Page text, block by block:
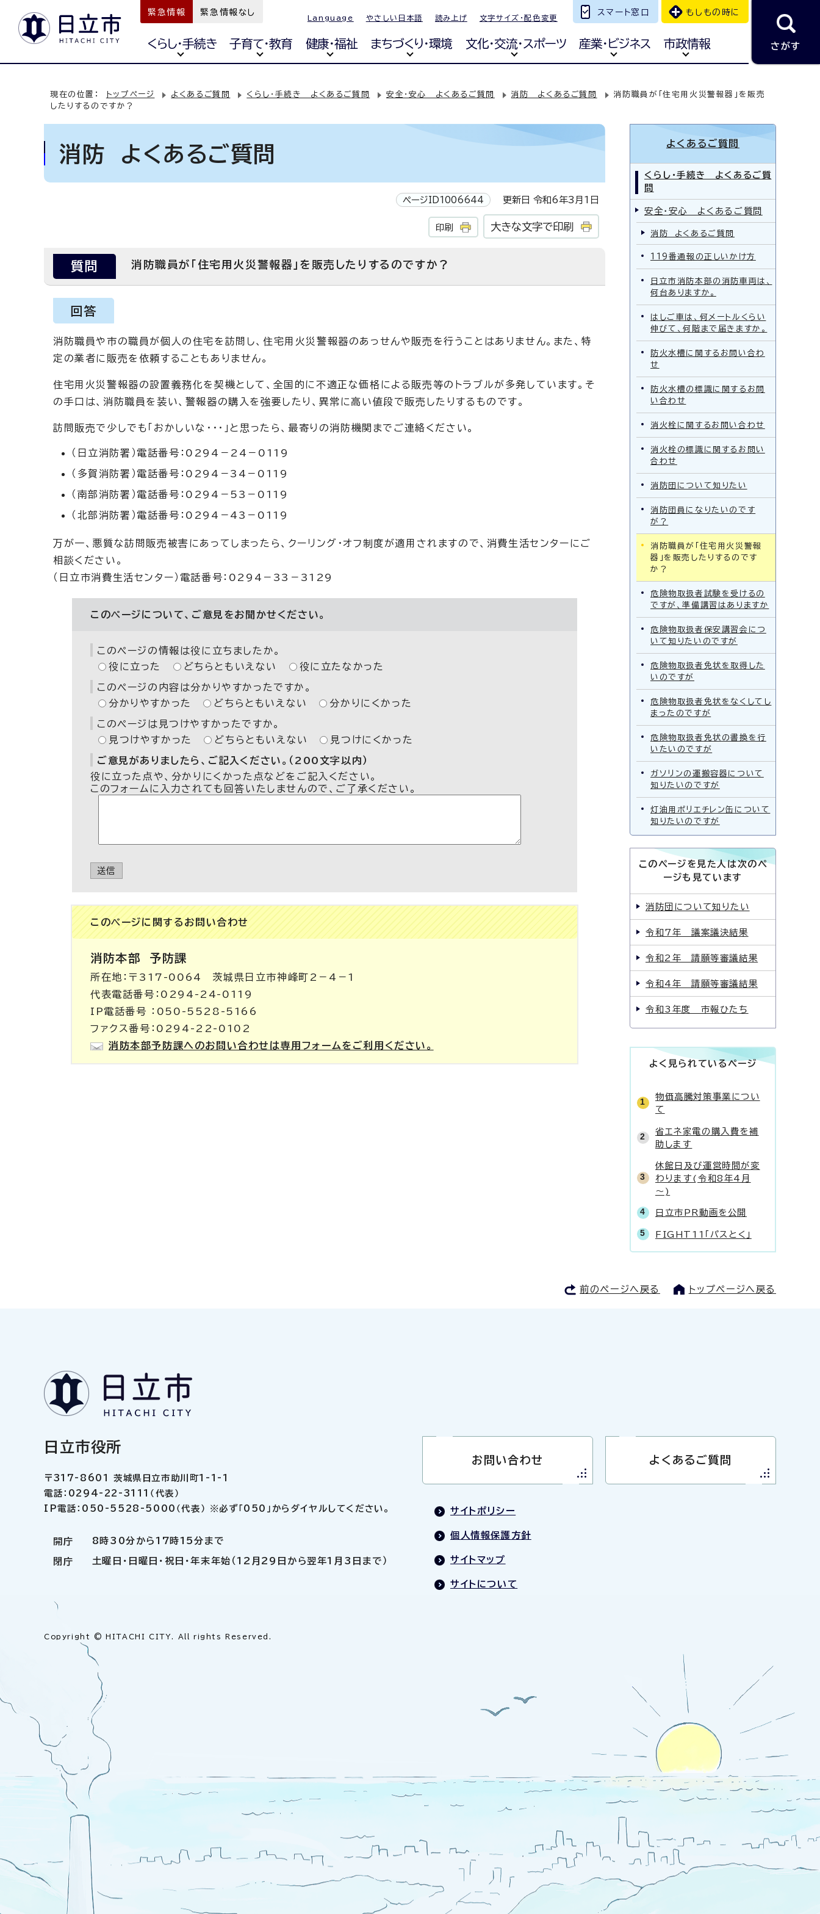
緊急情報 緊急情報なし
Language やさしい日本語 読み上げ 文字サイズ・配色変更
スマート窓口 もしもの時に
くらし・手続き 子育て・教育 健康・福祉 まちづくり・環境 文化・交流・スポーツ 産業・ビジネス 市政情報 さがす
現在の位置： トップページ よくあるご質問 くらし・手続き よくあるご質問 安全・安心 よくあるご質問 消防 よくあるご質問
消防職員が「住宅用火災警報器」を販売
したりするのですか？
消防 よくあるご質問
ページID1006644 更新日 令和6年3月1日
印刷 大きな文字で印刷
質問 消防職員が「住宅用火災警報器」を販売したりするのですか？
回答
消防職員や市の職員が個人の住宅を訪問し、住宅用火災警報器のあっせんや販売を行うことはありません。また、特
定の業者に販売を依頼することもありません。
住宅用火災警報器の設置義務化を契機として、全国的に不適正な価格による販売等のトラブルが多発しています。そ
の手口は、消防職員を装い、警報器の購入を強要したり、異常に高い値段で販売したりするものです。
訪問販売で少しでも「おかしいな・・・」と思ったら、最寄りの消防機関までご連絡ください。
（日立消防署）電話番号：0294－24－0119
（多賀消防署）電話番号：0294－34－0119
（南部消防署）電話番号：0294－53－0119
（北部消防署）電話番号：0294－43－0119
万が一、悪質な訪問販売被害にあってしまったら、クーリング・オフ制度が適用されますので、消費生活センターにご
相談ください。
（日立市消費生活センター）電話番号：0294－33－3129
このページについて、ご意見をお聞かせください。
このページの情報は役に立ちましたか。
役に立った
どちらともいえない 役に立たなかった
このページの内容は分かりやすかったですか。
分かりやすかった
どちらともいえない 分かりにくかった
このページは見つけやすかったですか。
見つけやすかった
どちらともいえない 見つけにくかった
ご意見がありましたら、ご記入ください。（200文字以内）
役に立った点や、分かりにくかった点などをご記入ください。
このフォームに入力されても回答いたしませんので、ご了承ください。
送信
このページに関する お問い合わせ
消防本部 予防課
所在地：〒317-0064 茨城県日立市神峰町2－4－1
代表電話番号：0294-24-0119
IP電話番号 ：050-5528-5166
ファクス番号：0294-22-0102
消防本部予防課へのお問い合わせは専用フォームをご利用ください。
よくあるご質問
くらし・手続き よくあるご質
問
安全・安心 よくあるご質問
消防 よくあるご質問
119番通報の正しいかけ方
日立市消防本部の消防車両は、
何台ありますか。
はしご車は、何メートルくらい
伸びて、何階まで届きますか。
防火水槽に関するお問い合わ
せ
防火水槽の標識に関するお問
い合わせ
消火栓に関するお問い合わせ
消火栓の標識に関するお問い
合わせ
消防団について知りたい
消防団員になりたいのです
が？
消防職員が「住宅用火災警報
器」を販売したりするのです
か？
危険物取扱者試験を受けるの
ですが、準備講習はありますか
危険物取扱者保安講習会につ
いて知りたいのですが
危険物取扱者免状を取得した
いのですが
危険物取扱者免状をなくしてし
まったのですが
危険物取扱者免状の書換を行
いたいのですが
ガソリンの運搬容器について
知りたいのですが
灯油用ポリエチレン缶について
知りたいのですが
このページを見た人は次のペ
ージも見ています
消防団について知りたい
令和7年 議案議決結果
令和2年 請願等審議結果
令和4年 請願等審議結果
令和3年度 市報ひたち
よく見られているページ
物価高騰対策事業につい
て
省エネ家電の購入費を補
助します
休館日及び運営時間が変
わります(令和8年4月
～)
日立市PR動画を公開
FIGHT11「パスとく」
前のページへ戻る トップページへ戻る
日立市役所
〒317-8601 茨城県日立市助川町1-1-1
電話：0294-22-3111（代表）
IP電話：050-5528-5000（代表） ※必ず「050」からダイヤルしてください。
開庁 8時30分から17時15分まで
閉庁 土曜日・日曜日・祝日・年末年始（12月29日から翌年1月3日まで）
お問い合わせ よくあるご質問
サイトポリシー
個人情報保護方針
サイトマップ
サイトについて
Copyright © HITACHI CITY. All rights Reserved.